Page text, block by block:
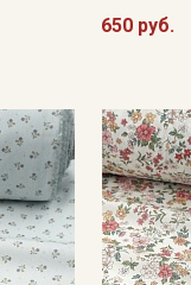
650 руб.